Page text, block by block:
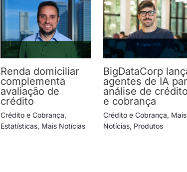
Renda domiciliar
complementa
avaliação de
crédito
Crédito e Cobrança,
Estatísticas, Mais Notícias
BigDataCorp
agentes de IA
análise de crédito
e cobrança
Crédito e Cobrança, Mais
Notícias, Produtos